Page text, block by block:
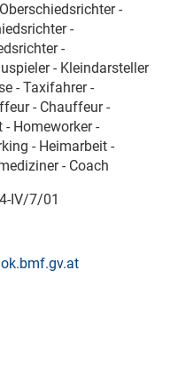
-
-
-
- Kleindarsteller
- Taxifahrer -
- Chauffeur -
- Homeworker -
- Heimarbeit -
- Coach
IV/7/01